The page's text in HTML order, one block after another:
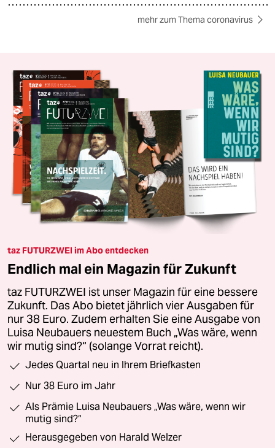
mehr zum Thema coronavirus
taz FUTURZWEI im Abo entdecken
Endlich mal ein Magazin für Zukunft
taz FUTURZWEI ist unser Magazin für eine bessere
Zukunft. Das Abo bietet jährlich vier Ausgaben für
nur 38 Euro. Zudem erhalten Sie eine Ausgabe von
Luisa Neubauers neuestem Buch „Was wäre, wenn
wir mutig sind?“ (solange Vorrat reicht).
Jedes Quartal neu in Ihrem Briefkasten
Nur 38 Euro im Jahr
Als Prämie Luisa Neubauers „Was wäre, wenn wir
mutig sind?“
Herausgegeben von Harald Welzer